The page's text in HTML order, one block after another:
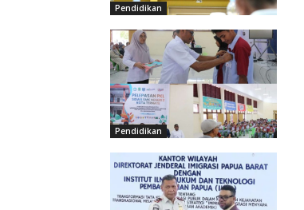
Pendidikan
Pendidikan